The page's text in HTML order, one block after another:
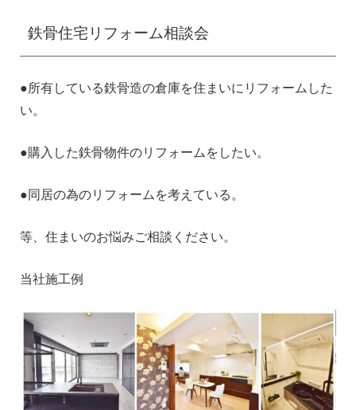
鉄骨住宅リフォーム相談会
●所有している鉄骨造の倉庫を住まいにリフォームした
い。
●購入した鉄骨物件のリフォームをしたい。
●同居の為のリフォームを考えている。
等、住まいのお悩みご相談ください。
当社施工例